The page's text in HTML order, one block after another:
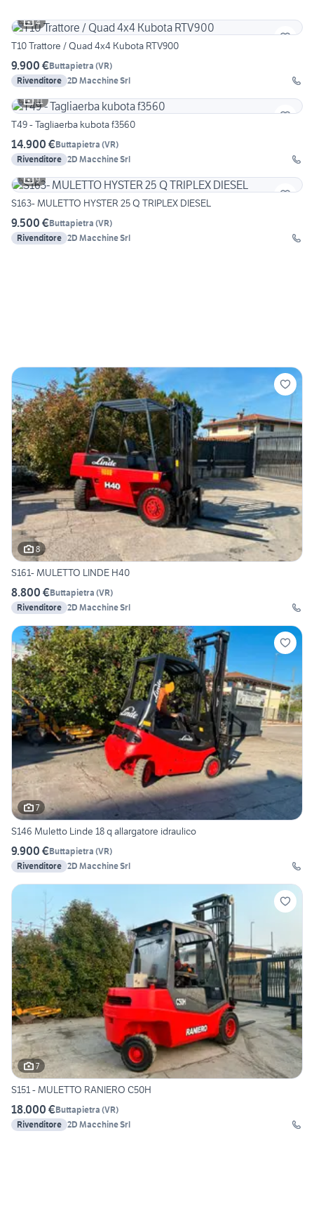
4
T10 Trattore / Quad 4x4 Kubota RTV900
9.900 €Buttapietra (VR)
Rivenditore 2D Macchine Srl
11
T49 - Tagliaerba kubota f3560
14.900 €Buttapietra (VR)
Rivenditore 2D Macchine Srl
9
S163- MULETTO HYSTER 25 Q TRIPLEX DIESEL
9.500 €Buttapietra (VR)
Rivenditore 2D Macchine Srl
8
S161- MULETTO LINDE H40
8.800 €Buttapietra (VR)
Rivenditore 2D Macchine Srl
7
S146 Muletto Linde 18 q allargatore idraulico
9.900 €Buttapietra (VR)
Rivenditore 2D Macchine Srl
7
S151 - MULETTO RANIERO C50H
18.000 €Buttapietra (VR)
Rivenditore 2D Macchine Srl